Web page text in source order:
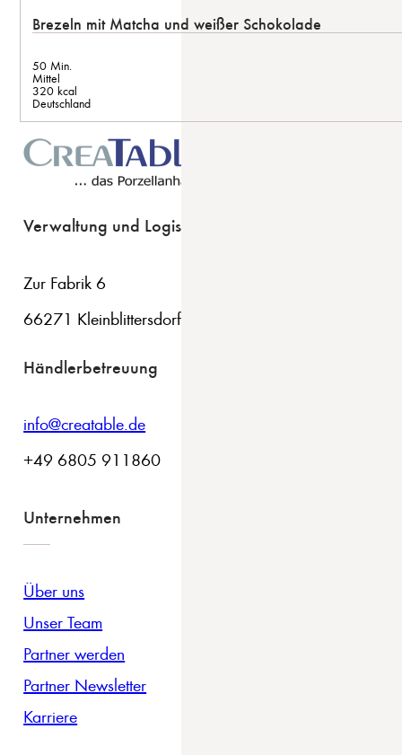
Brezeln mit Matcha und weißer Schokolade
50 Min.
Mittel
320 kcal
Deutschland
Verwaltung und Logistik
Zur Fabrik 6
66271 Kleinblittersdorf
Händlerbetreuung
info@creatable.de
+49 6805 911860
Unternehmen
Über uns
Unser Team
Partner werden
Partner Newsletter
Karriere